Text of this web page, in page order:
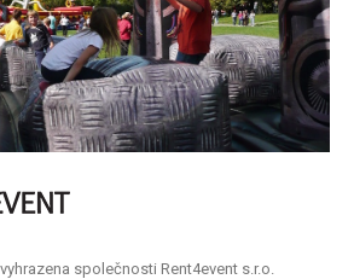
společnosti Rent4event s.r.o.